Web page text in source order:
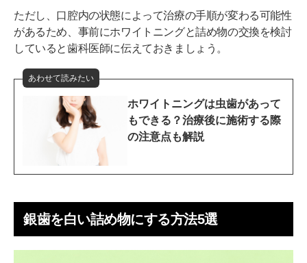
ただし、口腔内の状態によって治療の手順が変わる可能性
があるため、事前にホワイトニングと詰め物の交換を検討
していると歯科医師に伝えておきましょう。
あわせて読みたい
ホワイトニングは虫歯があって
もできる？治療後に施術する際
の注意点も解説
銀歯を白い詰め物にする方法5選